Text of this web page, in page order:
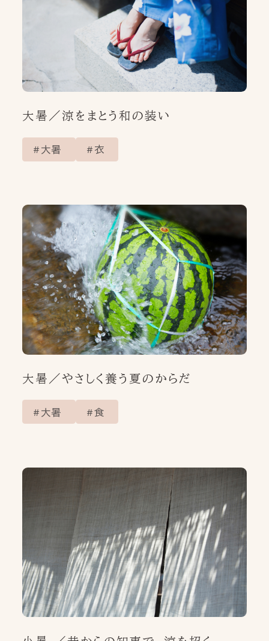
大暑／涼をまとう和の装い
大暑 衣
大暑／やさしく養う夏のからだ
大暑 食